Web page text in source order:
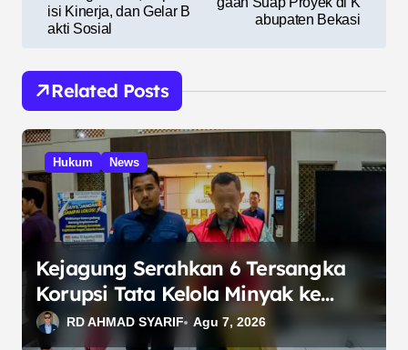
g
a
s
p
o
s
isi Kinerja, dan Gelar B
akti Sosial
abupaten Bekasi
Related Posts
Hukum News
Kejagung Serahkan 6 Tersangka
Korupsi Tata Kelola Minyak ke
Penuntut Umum
RD AHMAD SYARIF Agu 7, 2026